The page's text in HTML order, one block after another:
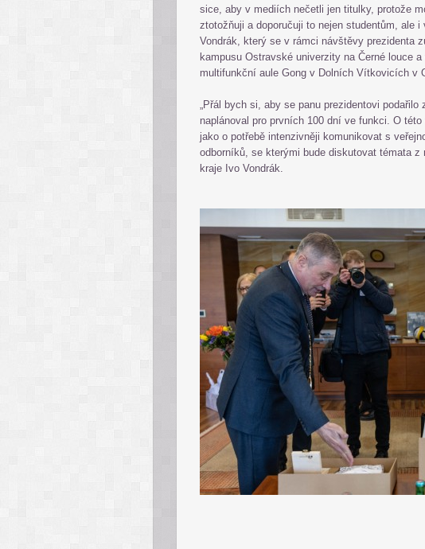
sice, aby v mediích nečetli jen titulky, protože
ztotožňuji a doporučuji to nejen studentům, ale
Vondrák, který se v rámci návštěvy prezidenta
kampusu Ostravské univerzity na Černé louce
multifunkční aule Gong v Dolních Vítkovicích v
„Přál bych si, aby se panu prezidentovi
naplánoval pro prvních 100 dní ve funkci. O
jako o potřebě intenzivněji komunikovat s
odborníků, se kterými bude diskutovat témata
kraje Ivo Vondrák.